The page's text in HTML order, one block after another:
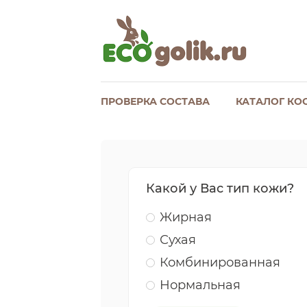
ПРОВЕРКА СОСТАВА КАТАЛОГ
Какой у Вас тип кожи?
Жирная
Сухая
Комбинированная
Нормальная